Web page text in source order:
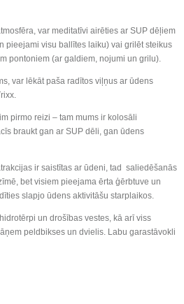
var meditatīvi airēties ar SUP dēļiem
pieejami visu ballītes laiku) vai grilēt steikus
pontoniem (ar galdiem, nojumi un grilu).
var lēkāt paša radītos viļņus ar ūdens
pirmo reizi – tam mums ir kolosāli
braukt gan ar SUP dēli, gan ūdens
ir saistītas ar ūdeni, tad saliedēšanās
bet visiem pieejama ērta ģērbtuve un
slapjo ūdens aktivitāšu starplaikos.
un drošības vestes, kā arī viss
peldbikses un dvielis. Labu garastāvokli